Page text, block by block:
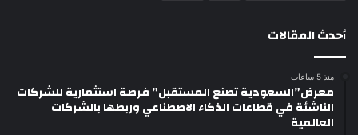
أحدث المقالات
منذ 5 ساعات
معرض”السعودية تصنع المستقبل” فرصة استثمارية للشركات
الناشئة في قطاعات الذكاء الاصطناعي وربطها بالشركات
العالمية